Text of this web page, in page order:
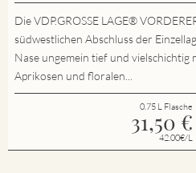
Die VDP.GROSSE LAGE®
südwestlichen Abschluss der
Nase ungemein tief und
Aprikosen und floralen...
0.75 L Flasche
31,50 €
42.00€/L